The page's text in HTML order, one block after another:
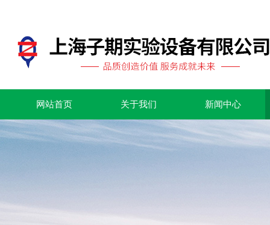
网站首页 关于我们 新闻中心